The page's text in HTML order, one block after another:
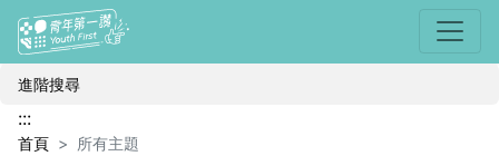
選單
所有主題
進階搜尋
:::
首頁 所有主題